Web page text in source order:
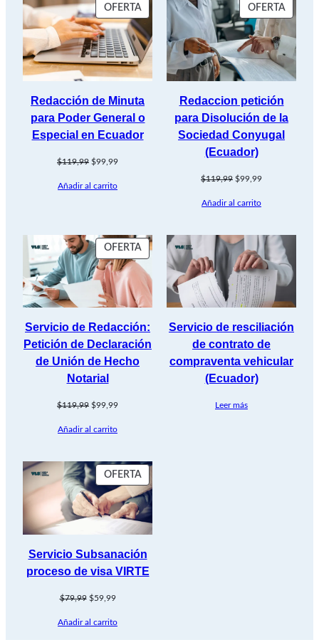
OFERTAPRODUCTO
EN
OFERTA
Redacción de Minuta
para Poder General o
Especial en Ecuador
$119,99 El
original
$99,99El
Añadir al carrito
OFERTA
EN
Redaccion petición
para Disolución de la
Sociedad Conyugal
(Ecuador)
$119,99 El
original
$99,99El
Añadir al carrito
OFERTAPRODUCTO
EN
OFERTA
Servicio de Redacción:
Petición de Declaración
de Unión de Hecho
Notarial
$119,99 El
original
$99,99El
Añadir al carrito
Servicio de resciliación
de contrato de
compraventa vehicular
(Ecuador)
Leer más
OFERTAPRODUCTO
EN
OFERTA
Servicio Subsanación
proceso de visa VIRTE
$79,99 El
original
$59,99El
actual
Añadir al carrito